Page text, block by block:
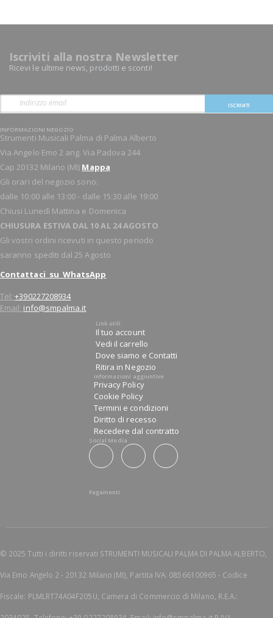
Iscriviti alla nostra Newsletter
Ricevi le ultime news, prodotti e sconti!
ISCRIVITI
INFORMAZIONI NEGOZIO
Strumenti Musicali Palma di Palma Alberto
Via Angelo Emo 2 ang. Via Padova 244
Cap 20132 Milano (MI) Mappa
Gli orari del negozio sono:
dalle 10:00 alle 13:00 - dalle 15:30 alle 19:00
Chiusi Lunedì Mattina e Domenica
CHIUSURA ESTIVA DAL 10 AL 24 AGOSTO
Gli vostri ordini ricevuti in questo periodo
saranno spediti dal 25 Agosto
Contattaci su WhatsApp
Tel:+390227208934
Email: info@smpalma.it
Link utili
Il tuo account
Vedi il carrello
Dove siamo e Contatti
Ritira in Negozio
Informazioni aggiuntive
Privacy Policy
Cookie Policy
Termini e condizioni
Diritto di recesso
Recedere dal contratto
Social Media
Pagamenti
© 2025 Tutti i diritti riservati STRUMENTI MUSICALI PALMA DI PALMA ALBERTO,
Via Emo Angelo 2 - 20132 Milano (MI), Partita IVA: 08566100965 - Codice
Fiscale: PLMLRT74A04F205U, Camera di Commercio di Milano, R.E.A.: